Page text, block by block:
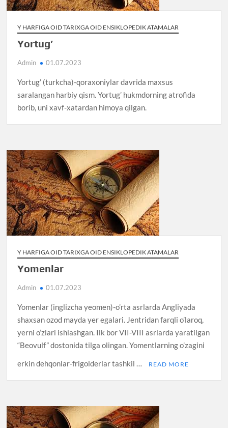
Y HARFIGA OID TARIXGA OID ENSIKLOPEDIK ATAMALAR
Yortug’
Admin 01.07.2023
Yortug’ (turkcha)-qoraxoniylar davrida maxsus
saralangan harbiy qism. Yortug’ hukmdorning atrofida
borib, uni xavf-xatardan himoya qilgan.
Y HARFIGA OID TARIXGA OID ENSIKLOPEDIK ATAMALAR
Yomenlar
Admin 01.07.2023
Yomenlar (inglizcha yeomen)-o’rta asrlarda Angliyada
shaxsan ozod mayda yer egalari. Jentridan farqli o’laroq,
yerni o’zlari ishlashgan. Ilk bor VII-VIII asrlarda yaratilgan
“Beovulf” dostonida tilga olingan. Yomentlarning o’zagini
erkin dehqonlar-frigolderlar tashkil …
READ MORE